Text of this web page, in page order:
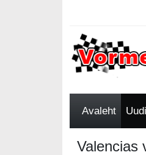
Avaleht
Valencias